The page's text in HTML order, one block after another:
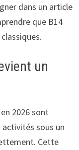
dans un article
que B14
un
2026 sont
sous un
Cette